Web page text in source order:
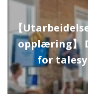
【
opplæring】
for